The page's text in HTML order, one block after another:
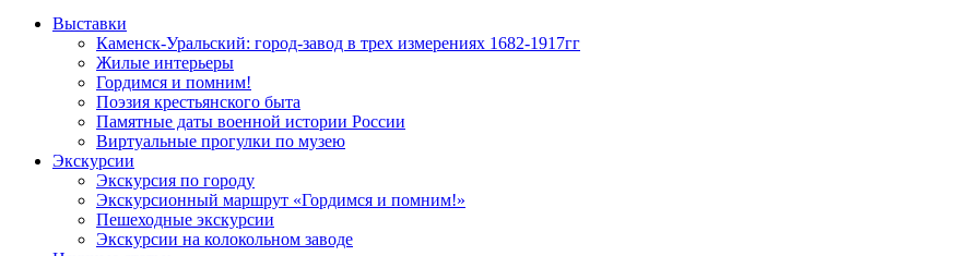
Выставки
Каменск-Уральский: город-завод в трех измерениях 1682-1917гг
Жилые интерьеры
Гордимся и помним!
Поэзия крестьянского быта
Памятные даты военной истории России
Виртуальные прогулки по музею
Экскурсии
Экскурсия по городу
Экскурсионный маршрут «Гордимся и помним!»
Пешеходные экскурсии
Экскурсии на колокольном заводе